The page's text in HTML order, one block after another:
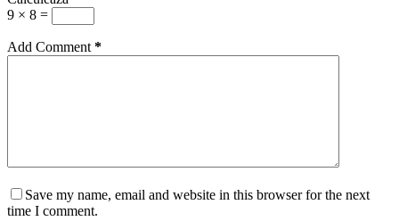
9 × 8 =
Add Comment *
Save my name, email and website in this browser for the next
time I comment.